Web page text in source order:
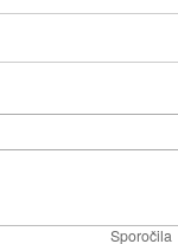
Sporočila